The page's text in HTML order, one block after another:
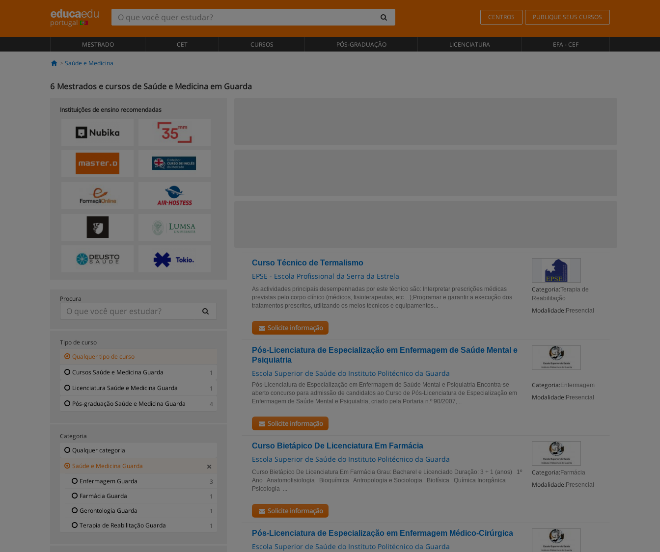
portugal
CENTROS PUBLIQUE SEUS CURSOS
MESTRADO CET CURSOS PÓS-GRADUAÇÃO LICENCIATURA EFA - CEF
Saúde e Medicina
6 Mestrados e cursos de Saúde e Medicina em Guarda
Curso Técnico de Termalismo
EPSE - Escola Profissional da Serra da Estrela
Categoria:Terapia de
Reabilitação
Modalidade: Presencial
As actividades principais desempenhadas por este técnico são: Interpretar prescrições médicas
previstas pelo corpo clínico (médicos, fisioterapeutas, etc…);Programar e garantir a execução dos
tratamentos prescritos, utilizando os meios técnicos e equipamentos...
Solicite informação
Pós-Licenciatura de Especialização em Enfermagem de Saúde Mental e
Psiquiatria
Escola Superior de Saúde do Instituto Politécnico da Guarda
Categoria: Enfermagem
Modalidade: Presencial
Pós-Licenciatura de Especialização em Enfermagem de Saúde Mental e Psiquiatria Encontra-se
aberto concurso para admissão de candidatos ao Curso de Pós-Licenciatura de Especialização em
Enfermagem de Saúde Mental e Psiquiatria, criado pela Portaria n.º 90/2007,...
Solicite informação
Curso Bietápico De Licenciatura Em Farmácia
Escola Superior de Saúde do Instituto Politécnico da Guarda
Categoria: Farmácia
Modalidade: Presencial
Curso Bietápico De Licenciatura Em Farmácia Grau: Bacharel e Licenciado Duração: 3 + 1 (anos) 1º
Ano Anatomofisiologia Bioquímica Antropologia e Sociologia Biofísica Química Inorgânica
Psicologia ...
Solicite informação
Pós-Licenciatura de Especialização em Enfermagem Médico-Cirúrgica
Escola Superior de Saúde do Instituto Politécnico da Guarda
Instituições de ensino recomendadas
Procura
Tipo de curso
Qualquer tipo de curso
Cursos Saúde e Medicina Guarda
1
Licenciatura Saúde e Medicina Guarda
1
Pós-graduação Saúde e Medicina Guarda
4
Categoria
Qualquer categoria
Saúde e Medicina Guarda
Enfermagem Guarda
3
Farmácia Guarda
1
Gerontologia Guarda
1
Terapia de Reabilitação Guarda
1